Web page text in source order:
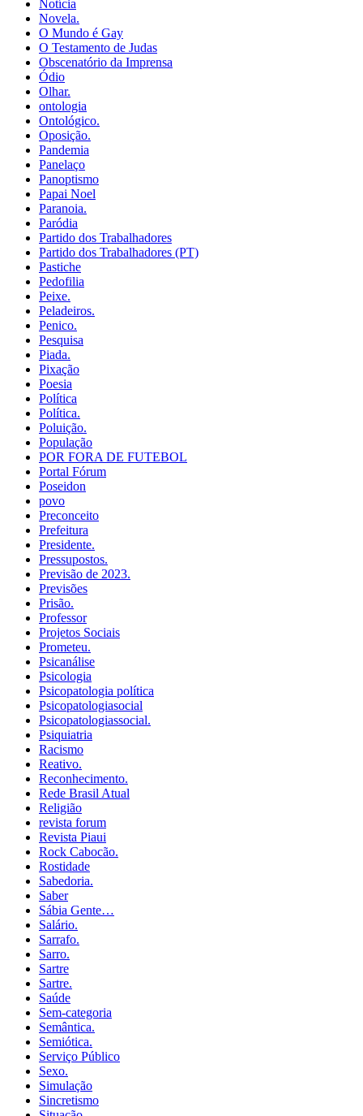
Notícia
Novela.
O Mundo é Gay
O Testamento de Judas
Obscenatório da Imprensa
Ódio
Olhar.
ontologia
Ontológico.
Oposição.
Pandemia
Panelaço
Panoptismo
Papai Noel
Paranoia.
Paródia
Partido dos Trabalhadores
Partido dos Trabalhadores (PT)
Pastiche
Pedofilia
Peixe.
Peladeiros.
Penico.
Pesquisa
Piada.
Pixação
Poesia
Política
Política.
Poluição.
População
POR FORA DE FUTEBOL
Portal Fórum
Poseidon
povo
Preconceito
Prefeitura
Presidente.
Pressupostos.
Previsão de 2023.
Previsões
Prisão.
Professor
Projetos Sociais
Prometeu.
Psicanálise
Psicologia
Psicopatologia política
Psicopatologiasocial
Psicopatologiassocial.
Psiquiatria
Racismo
Reativo.
Reconhecimento.
Rede Brasil Atual
Religião
revista forum
Revista Piaui
Rock Cabocão.
Rostidade
Sabedoria.
Saber
Sábia Gente…
Salário.
Sarrafo.
Sarro.
Sartre
Sartre.
Saúde
Sem-categoria
Semântica.
Semiótica.
Serviço Público
Sexo.
Simulação
Sincretismo